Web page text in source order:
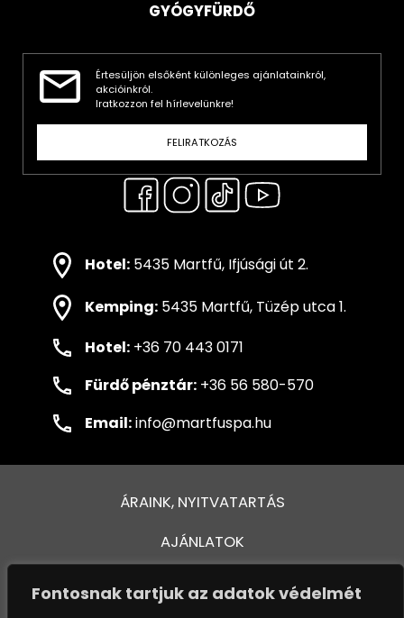
Fontosnak tartjuk az adatok védelmét
GYÓGYFÜRDŐ
Értesüljön elsőként különleges ajánlatainkról,
akcióinkról.
Iratkozzon fel hírlevelünkre!
FELIRATKOZÁS
Hotel: 5435 Martfű, Ifjúsági út 2.
Kemping: 5435 Martfű, Tüzép utca 1.
Hotel: +36 70 443 0171
Fürdő pénztár: +36 56 580-570
Email:info@martfuspa.hu
ÁRAINK, NYITVATARTÁS
AJÁNLATOK